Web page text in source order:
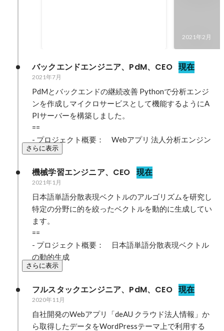
2021年2月
バックエンドエンジニア、PdM、CEO 現在
2021年7月
PdMとバックエンドの継続改善 Pythonで分析エンジ
ンを作成しマイクロサービスとして機能するようにA
PIサーバーを構築しました。
==
- プロジェクト概要：　Webアプリ 法人分析エンジン
さらに表示
機械学習エンジニア、CEO 現在
2021年1月
⽇本語単語分散表現ベクトルのアルゴリズムを研究し
特定の分野に的を絞ったベクトルを動的に⽣成してい
ます。
==
- プロジェクト概要：　日本語単語分散表現ベクトル
の動的生成
さらに表示
フルスタックエンジニア、PdM、CEO 現在
2020年11月
自社開発のWebアプリ「deAU クラウド法人情報」か
ら取得したデータをWordPressテーマ上で利用する